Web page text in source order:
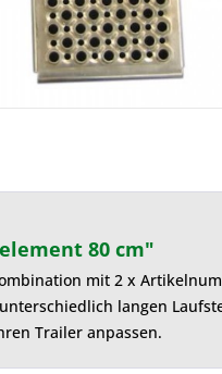
80 cm"
mit 2 x
langen
Trailer anpassen.